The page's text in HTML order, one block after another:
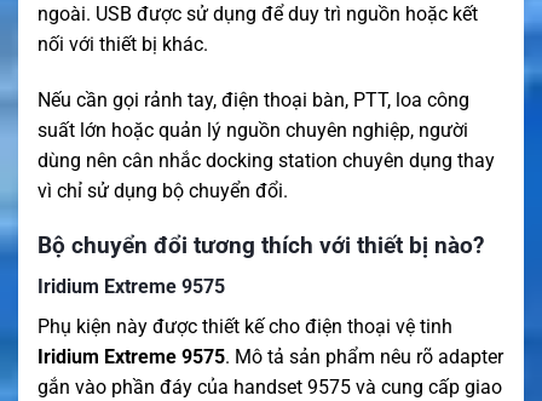
ngoài. USB được sử dụng để duy trì nguồn hoặc kết
nối với thiết bị khác.
Nếu cần gọi rảnh tay, điện thoại bàn, PTT, loa công
suất lớn hoặc quản lý nguồn chuyên nghiệp, người
dùng nên cân nhắc docking station chuyên dụng thay
vì chỉ sử dụng bộ chuyển đổi.
Bộ chuyển đổi tương thích với thiết bị nào?
Iridium Extreme 9575
Phụ kiện này được thiết kế cho điện thoại vệ tinh
Iridium Extreme 9575. Mô tả sản phẩm nêu rõ adapter
gắn vào phần đáy của handset 9575 và cung cấp giao